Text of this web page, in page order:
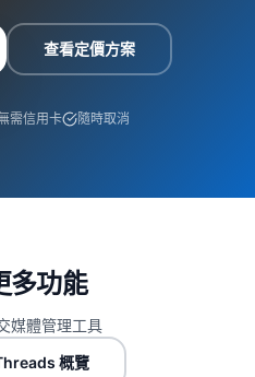
查看定價方案
需信用卡 隨時取消
多功能
媒體管理工具
概覽